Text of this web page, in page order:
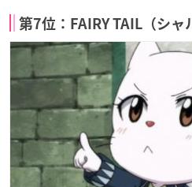
第7位：FAIRY TAIL（シャ